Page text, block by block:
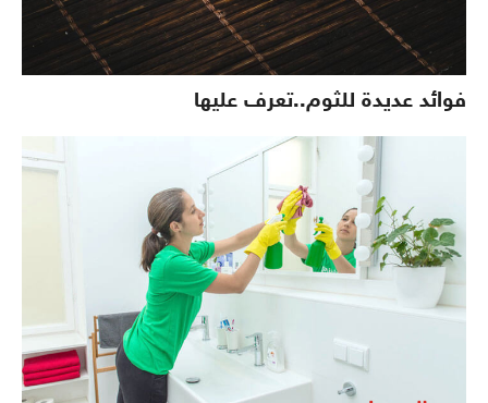
فوائد عديدة للثوم..تعرف عليها